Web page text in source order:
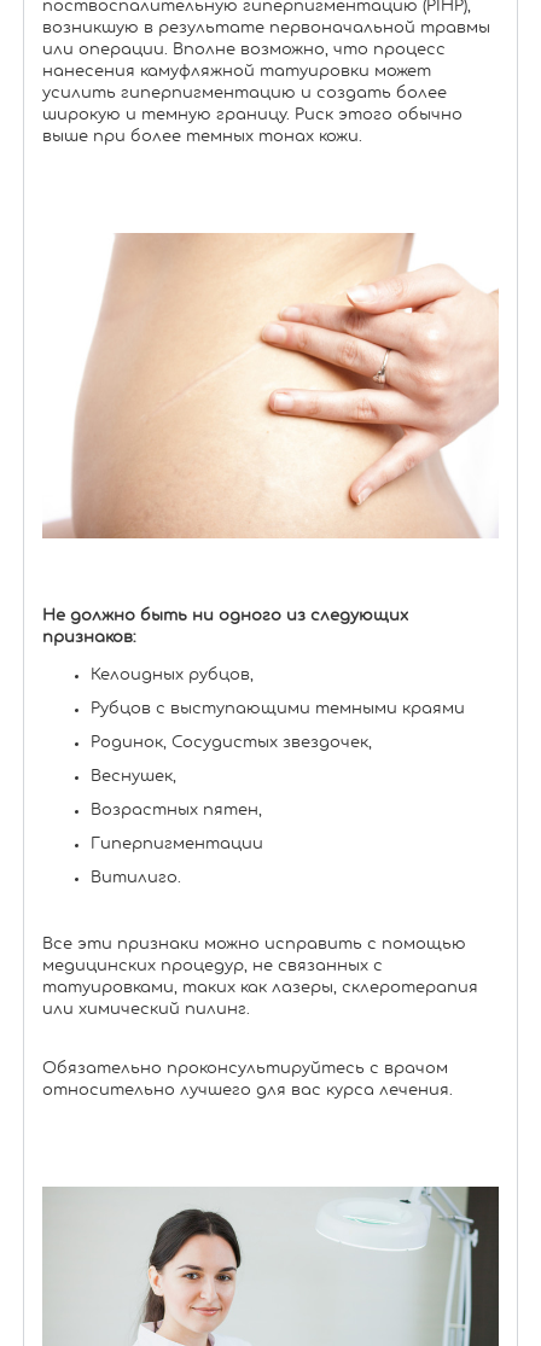
поствоспалительную гиперпигментацию (PIHP),
возникшую в результате первоначальной травмы
или операции. Вполне возможно, что процесс
нанесения камуфляжной татуировки может
усилить гиперпигментацию и создать более
широкую и темную границу. Риск этого обычно
выше при более темных тонах кожи.
Не должно быть ни одного из следующих
признаков:
Келоидных рубцов,
Рубцов с выступающими темными краями
Родинок, Сосудистых звездочек,
Веснушек,
Возрастных пятен,
Гиперпигментации
Витилиго.
Все эти признаки можно исправить с помощью
медицинских процедур, не связанных с
татуировками, таких как лазеры, склеротерапия
или химический пилинг.
Обязательно проконсультируйтесь с врачом
относительно лучшего для вас курса лечения.